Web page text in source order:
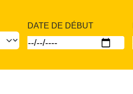
DATE DE DÉBUT